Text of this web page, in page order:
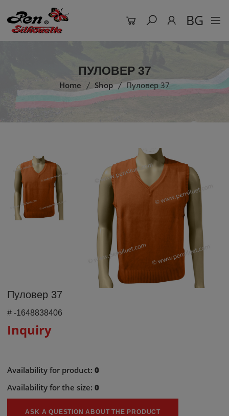
BG
ПУЛОВЕР 37
Home Shop Пуловер 37
Пуловер 37
#-1648838406
Inquiry
Availability for product:0
Availability for the size:0
ASK A QUESTION ABOUT THE PRODUCT